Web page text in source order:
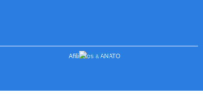
Afiliados a ANATO